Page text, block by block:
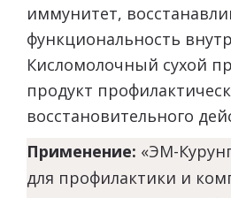
иммунитет,
функциональность
Кисломолочный сухой
продукт
восстановительного
Применение: «ЭМ-
для профилактики и